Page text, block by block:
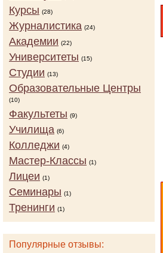
Курсы (28)
Журналистика (24)
Академии (22)
Университеты (15)
Студии (13)
Образовательные Центры
(10)
Факультеты (9)
Училища (6)
Колледжи (4)
Мастер-Классы (1)
Лицеи (1)
Семинары (1)
Тренинги (1)
Популярные отзывы: